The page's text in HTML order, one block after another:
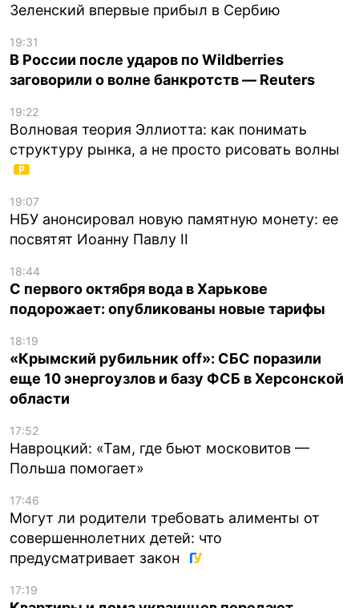
Зеленский впервые прибыл в Сербию
19:31
В России после ударов по Wildberries
заговорили о волне банкротств — Reuters
19:22
Волновая теория Эллиотта: как понимать
структуру рынка, а не просто рисовать волны
19:07
НБУ анонсировал новую памятную монету: ее
посвятят Иоанну Павлу II
18:44
С первого октября вода в Харькове
подорожает: опубликованы новые тарифы
18:19
«Крымский рубильник off»: СБС поразили
еще 10 энергоузлов и базу ФСБ в Херсонской
области
17:52
Навроцкий: «Там, где бьют московитов —
Польша помогает»
17:46
Могут ли родители требовать алименты от
совершеннолетних детей: что
предусматривает закон
17:19